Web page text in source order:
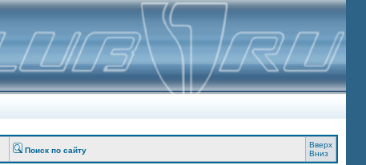
Поиск по сайту
Вверх
Вниз